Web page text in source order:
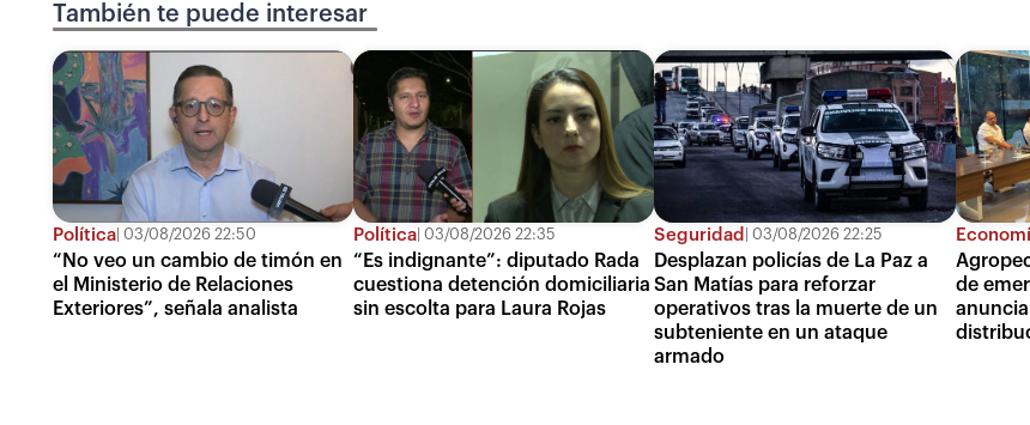
También te puede interesar
Política 03/08/2026 22:50
“No veo un cambio de timón en
el Ministerio de Relaciones
Exteriores”, señala analista
Política 03/08/2026 22:35
“Es indignante”: diputado Rada
cuestiona detención domiciliaria
sin escolta para Laura Rojas
Seguridad 03/08/2026 22:25
Desplazan policías de La Paz a
San Matías para reforzar
operativos tras la muerte de un
subteniente en un ataque
armado
de